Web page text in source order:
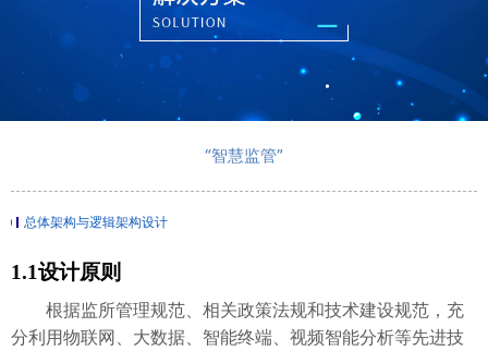
“智慧监管”
总体架构与逻辑架构设计
1.1设计原则
根据监所管理规范、相关政策法规和技术建设规范，充
分利用物联网、大数据、智能终端、视频智能分析等先进技